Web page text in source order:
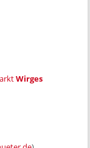
Wirges